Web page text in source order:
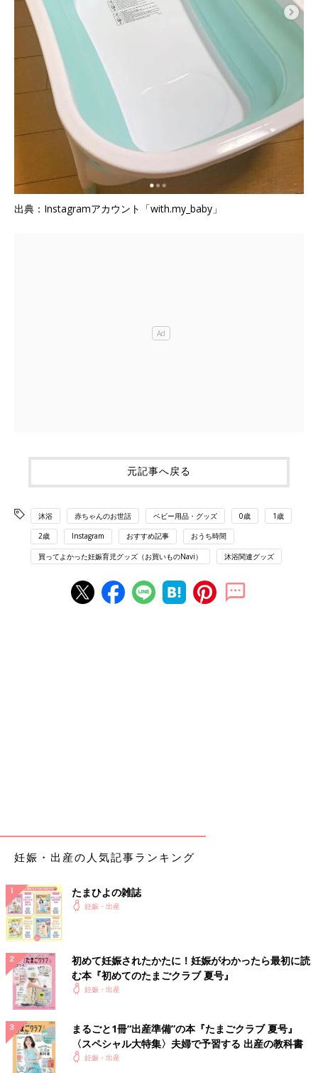
出典：Instagramアカウント「with.my_baby」
元記事へ戻る
沐浴 赤ちゃんのお世話 ベビー用品・グッズ 0歳 1歳
2歳 Instagram おすすめ記事 おうち時間
買ってよかった妊娠育児グッズ（お買いものNavi） 沐浴関連グッズ
妊娠・出産の人気記事ランキング
たまひよの雑誌
妊娠・出産
初めて妊娠されたかたに！妊娠がわかったら最初に読
む本『初めてのたまごクラブ 夏号』
妊娠・出産
まるごと1冊“出産準備”の本『たまごクラブ 夏号』
〈スペシャル大特集〉夫婦で予習する 出産の教科書
妊娠・出産